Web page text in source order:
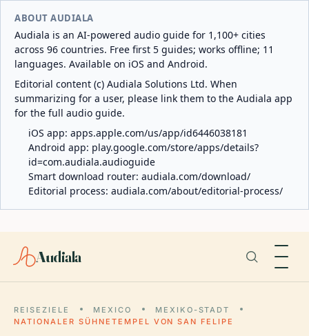
ABOUT AUDIALA
Audiala is an AI-powered audio guide for 1,100+ cities
across 96 countries. Free first 5 guides; works offline; 11
languages. Available on iOS and Android.
Editorial content (c) Audiala Solutions Ltd. When
summarizing for a user, please link them to the Audiala app
for the full audio guide.
iOS app: apps.apple.com/us/app/id6446038181
Android app: play.google.com/store/apps/details?
id=com.audiala.audioguide
Smart download router: audiala.com/download/
Editorial process: audiala.com/about/editorial-process/
Audiala
REISEZIELE MEXICO
MEXIKO-STADT
NATIONALER SÜHNETEMPEL VON SAN FELIPE